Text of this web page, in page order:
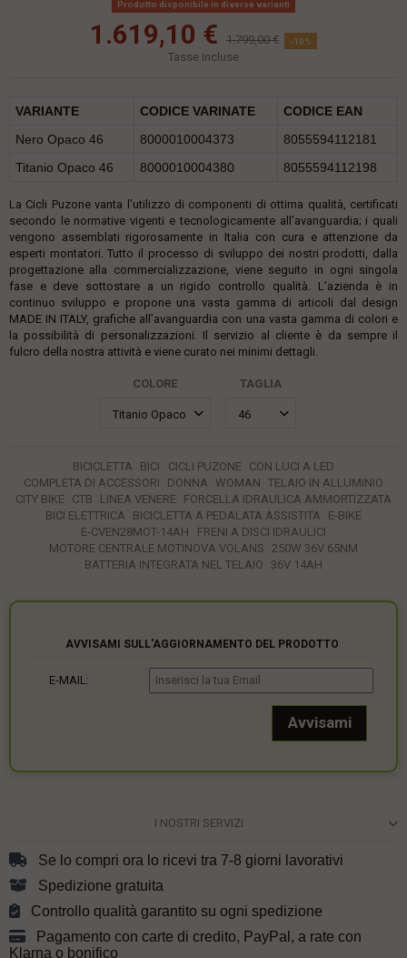
Prodotto disponibile in diverse varianti
1.619,10 € 1.799,00 € -10%
Tasse incluse
VARIANTE CODICE VARINATE
CODICE EAN
Nero Opaco 46
8000010004373
8055594112181
Titanio Opaco 46
8000010004380 8055594112198
La Cicli Puzone vanta l’utilizzo di componenti di ottima qualità, certificati
secondo le normative vigenti e tecnologicamente all’avanguardia; i quali
vengono assemblati rigorosamente in Italia con cura e attenzione da
esperti montatori. Tutto il processo di sviluppo dei nostri prodotti, dalla
progettazione alla commercializzazione, viene seguito in ogni singola
fase e deve sottostare a un rigido controllo qualità. L’azienda è in
continuo sviluppo e propone una vasta gamma di articoli dal design
MADE IN ITALY, grafiche all’avanguardia con una vasta gamma di colori e
la possibilità di personalizzazioni. Il servizio al cliente è da sempre il
fulcro della nostra attività e viene curato nei minimi dettagli.
COLORE TAGLIA
BICICLETTA BICI CICLI PUZONE
CON LUCI A LED
COMPLETA DI ACCESSORI
DONNA WOMAN
TELAIO IN ALLUMINIO
CITY BIKE
CTB LINEA VENERE FORCELLA IDRAULICA AMMORTIZZATA
BICI ELETTRICA
BICICLETTA A PEDALATA ASSISTITA
E-BIKE
E-CVEN28MOT-14AH
FRENI A DISCI IDRAULICI
MOTORE CENTRALE MOTINOVA VOLANS
250W 36V 65NM
BATTERIA INTEGRATA NEL TELAIO
36V 14AH
AVVISAMI SULL'AGGIORNAMENTO DEL PRODOTTO
E-MAIL:
I NOSTRI SERVIZI
Se lo compri ora lo ricevi tra 7-8 giorni lavorativi
Spedizione gratuita
Controllo qualità garantito su ogni spedizione
Pagamento con carte di credito, PayPal, a rate con
Klarna o bonifico